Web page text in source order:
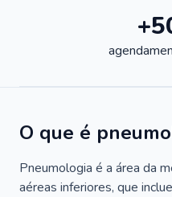
O que é
Pneumologia é a área da
aéreas inferiores, que